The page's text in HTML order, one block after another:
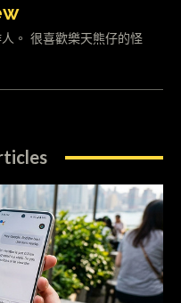
。 很喜歡樂天熊仔的怪